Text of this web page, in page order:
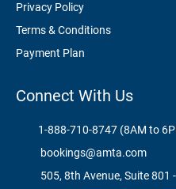
Privacy Policy
Terms & Conditions
Payment Plan
Connect With Us
1-888-710-8747 (8AM to
bookings@amta.com
505, 8th Avenue, Suite 801